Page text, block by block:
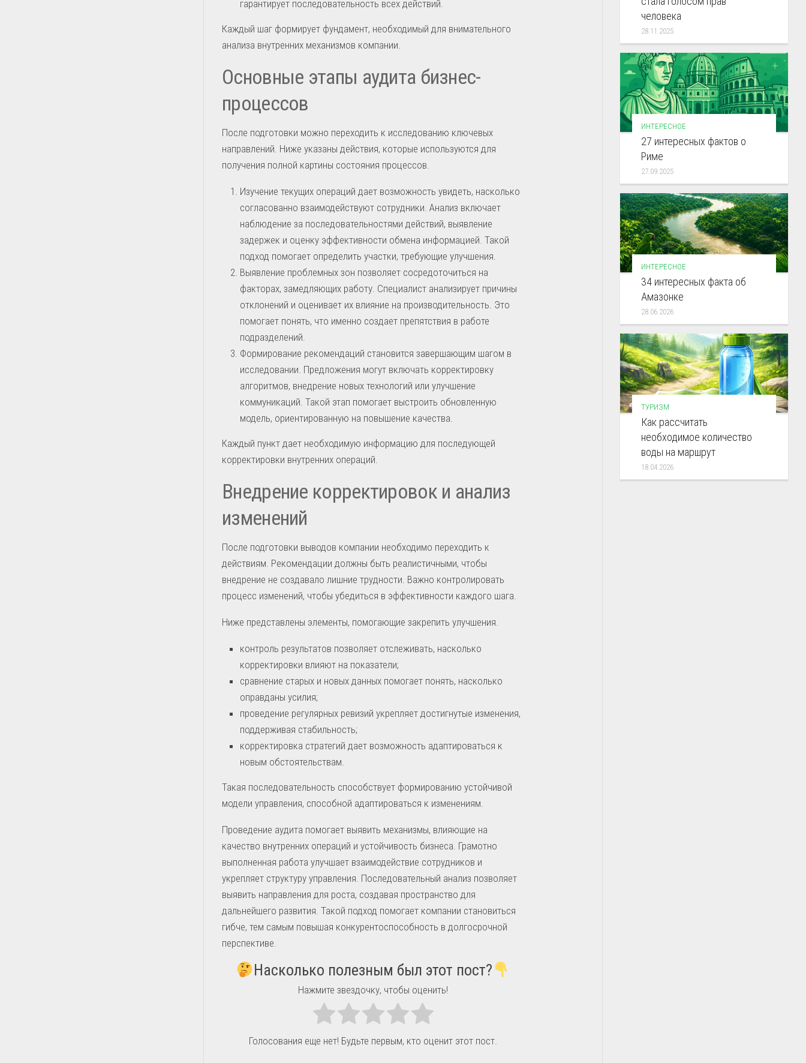
гарантирует последовательность всех действий.
Каждый шаг формирует фундамент, необходимый для внимательного
анализа внутренних механизмов компании.
Основные этапы аудита бизнес-
процессов
После подготовки можно переходить к исследованию ключевых
направлений. Ниже указаны действия, которые используются для
получения полной картины состояния процессов.
Изучение текущих операций дает возможность увидеть, насколько
согласованно взаимодействуют сотрудники. Анализ включает
наблюдение за последовательностями действий, выявление
задержек и оценку эффективности обмена информацией. Такой
подход помогает определить участки, требующие улучшения.
Выявление проблемных зон позволяет сосредоточиться на
факторах, замедляющих работу. Специалист анализирует причины
отклонений и оценивает их влияние на производительность. Это
помогает понять, что именно создает препятствия в работе
подразделений.
Формирование рекомендаций становится завершающим шагом в
исследовании. Предложения могут включать корректировку
алгоритмов, внедрение новых технологий или улучшение
коммуникаций. Такой этап помогает выстроить обновленную
модель, ориентированную на повышение качества.
Каждый пункт дает необходимую информацию для последующей
корректировки внутренних операций.
Внедрение корректировок и анализ
изменений
После подготовки выводов компании необходимо переходить к
действиям. Рекомендации должны быть реалистичными, чтобы
внедрение не создавало лишние трудности. Важно контролировать
процесс изменений, чтобы убедиться в эффективности каждого шага.
Ниже представлены элементы, помогающие закрепить улучшения.
контроль результатов позволяет отслеживать, насколько
корректировки влияют на показатели;
сравнение старых и новых данных помогает понять, насколько
оправданы усилия;
проведение регулярных ревизий укрепляет достигнутые изменения,
поддерживая стабильность;
корректировка стратегий дает возможность адаптироваться к
новым обстоятельствам.
Такая последовательность способствует формированию устойчивой
модели управления, способной адаптироваться к изменениям.
Проведение аудита помогает выявить механизмы, влияющие на
качество внутренних операций и устойчивость бизнеса. Грамотно
выполненная работа улучшает взаимодействие сотрудников и
укрепляет структуру управления. Последовательный анализ позволяет
выявить направления для роста, создавая пространство для
дальнейшего развития. Такой подход помогает компании становиться
гибче, тем самым повышая конкурентоспособность в долгосрочной
перспективе.
Насколько полезным был этот пост?
Нажмите звездочку, чтобы оценить!
Голосования еще нет! Будьте первым, кто оценит этот пост.
человека
28.11.2025
ИНТЕРЕСНОЕ
27 интересных фактов о
Риме
27.09.2025
ИНТЕРЕСНОЕ
34 интересных факта об
Амазонке
28.06.2026
ТУРИЗМ
Как рассчитать
необходимое количество
воды на маршрут
18.04.2026